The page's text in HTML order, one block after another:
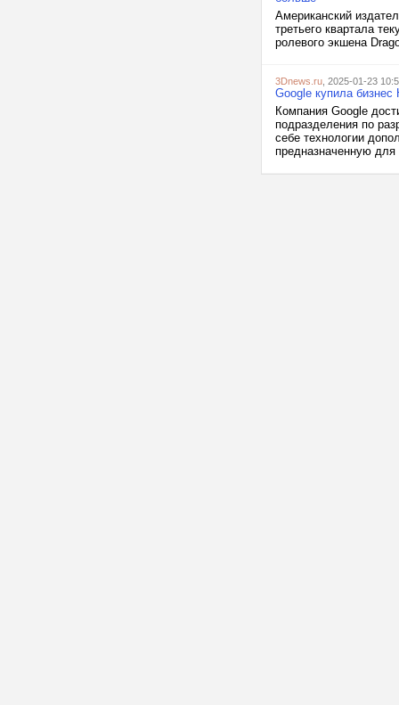
Американский
третьего квартала
ролевого экшена
3Dnews.ru , 2025-01-23
Google купила бизнес
Компания Google
подразделения по
себе технологии
предназначенную